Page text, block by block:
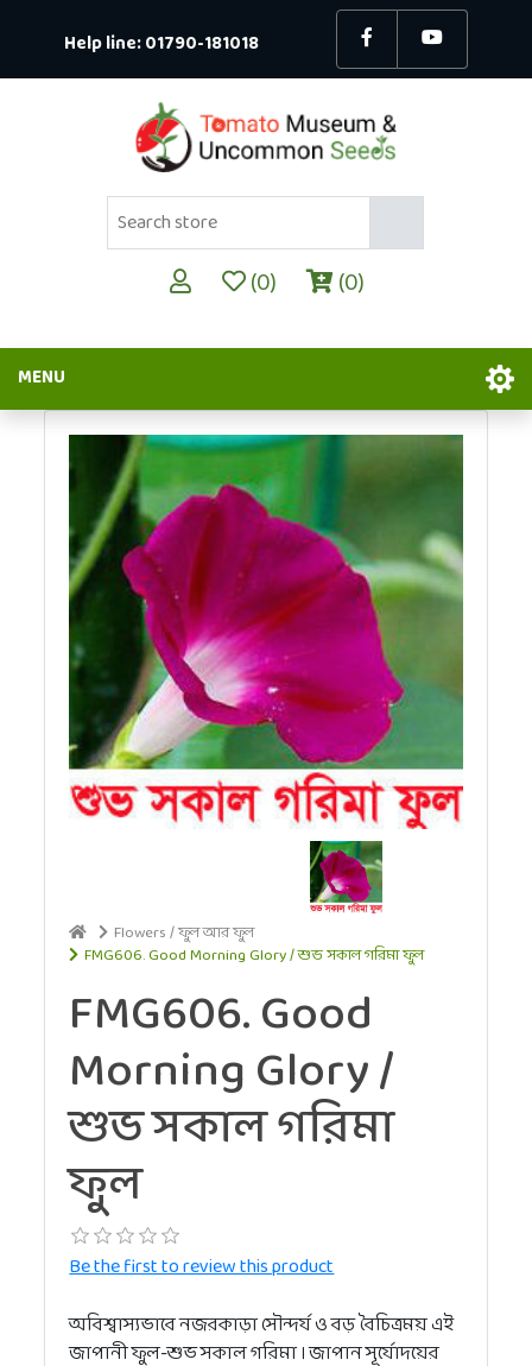
Help line:01790-181018
(0) (0)
MENU
Flowers / ফুল আর ফুল
FMG606. Good Morning Glory / শুভ সকাল গরিমা ফুল
FMG606. Good
Morning Glory /
শুভ সকাল গরিমা
ফুল
Be the first to review this product
অবিশ্বাস্যভাবে নজরকাড়া সৌন্দর্য ও বড় বৈচিত্রময় এই
জাপানী ফুল-শুভ সকাল গরিমা । জাপান সূর্যোদয়ের